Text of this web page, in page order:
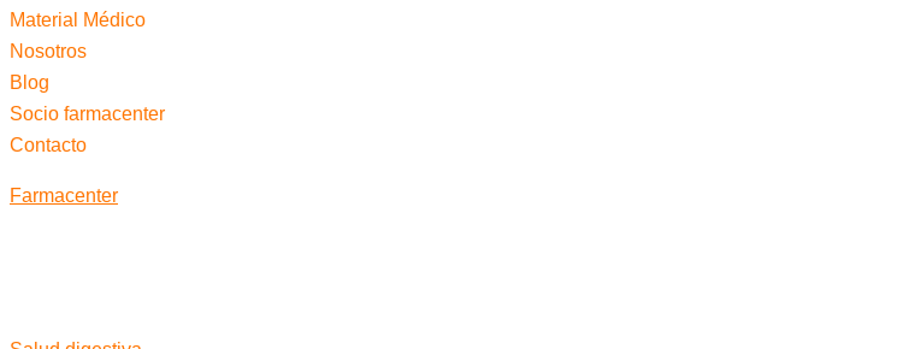
Material Médico
Nosotros
Blog
Socio farmacenter
Contacto
Farmacenter